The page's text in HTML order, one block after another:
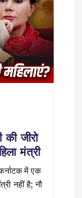
जीरो
मंत्री
में एक
नहीं है; नौ